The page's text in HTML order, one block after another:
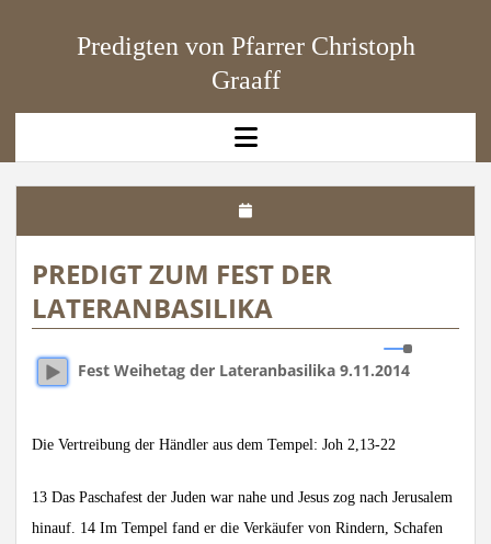
Predigten von Pfarrer Christoph
Graaff
open
menu
PREDIGT ZUM FEST DER
LATERANBASILIKA
Fest Weihetag der Lateranbasilika 9.11.2014
Die Vertreibung der Händler aus dem Tempel: Joh 2,13-22
13 Das Paschafest der Juden war nahe und Jesus zog nach Jerusalem
hinauf. 14 Im Tempel fand er die Verkäufer von Rindern, Schafen